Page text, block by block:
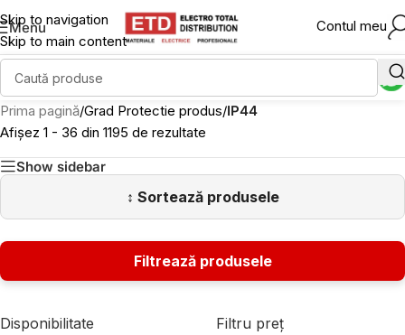
Skip to navigation
Skip to main content
Menu Contul meu
Prima pagină/Grad Protectie produs/IP44
Afișez 1 - 36 din 1195 de rezultate
Show sidebar
Disponibilitate Filtru preț